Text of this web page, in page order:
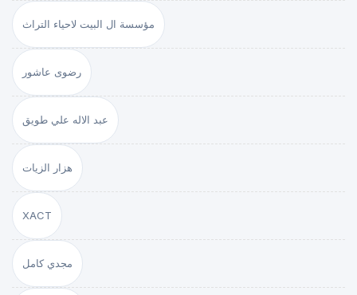
مؤسسة ال البيت لاحياء التراث
رضوى عاشور
عبد الاله علي طويق
هزار الزيات
XACT
مجدي كامل